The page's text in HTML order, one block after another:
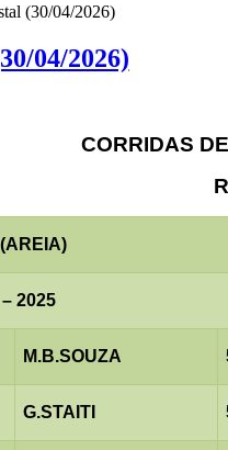
(30/04/2026)
04/2026)
CORRIDAS
2025
M.B.SOUZA
G.STAITI